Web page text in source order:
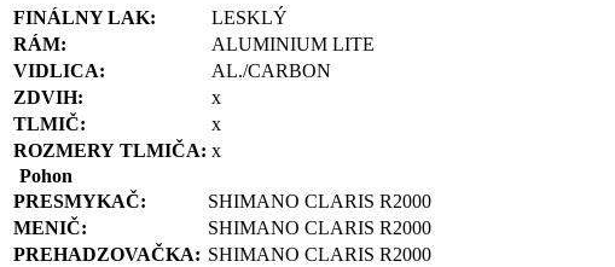
FINÁLNY LAK:
LESKLÝ
RÁM:
ALUMINIUM LITE
VIDLICA:
AL./CARBON
ZDVIH:
x
TLMIČ:
x
ROZMERY TLMIČA: x
Pohon
PRESMYKAČ:
SHIMANO CLARIS R2000
MENIČ:
SHIMANO CLARIS R2000
PREHADZOVAČKA: SHIMANO CLARIS R2000